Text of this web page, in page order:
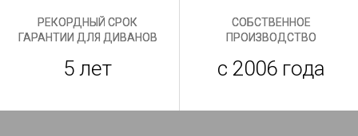
РЕКОРДНЫЙ СРОК
ГАРАНТИИ ДЛЯ ДИВАНОВ
5 лет
СОБСТВЕННОЕ
ПРОИЗВОДСТВО
с 2006 года